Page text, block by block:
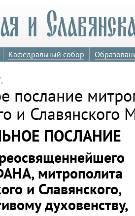
Кафедральный собор
послание
и Славянского
ПОСЛАНИЕ
митрополита
и Славянского,
духовенству,